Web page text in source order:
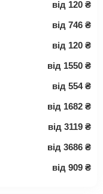
від 120 ₴
від 746 ₴
від 120 ₴
від 1550 ₴
від 554 ₴
від 1682 ₴
від 3119 ₴
від 3686 ₴
від 909 ₴